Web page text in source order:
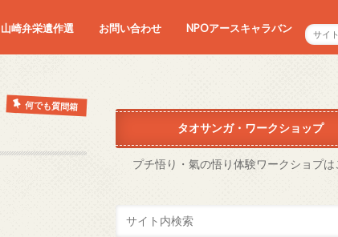
山崎弁栄遺作選 お問い合わせ NPOアースキャラバン
何でも質問箱
タオサンガ・ワークショップ
プチ悟り・氣の悟り体験ワークショプは